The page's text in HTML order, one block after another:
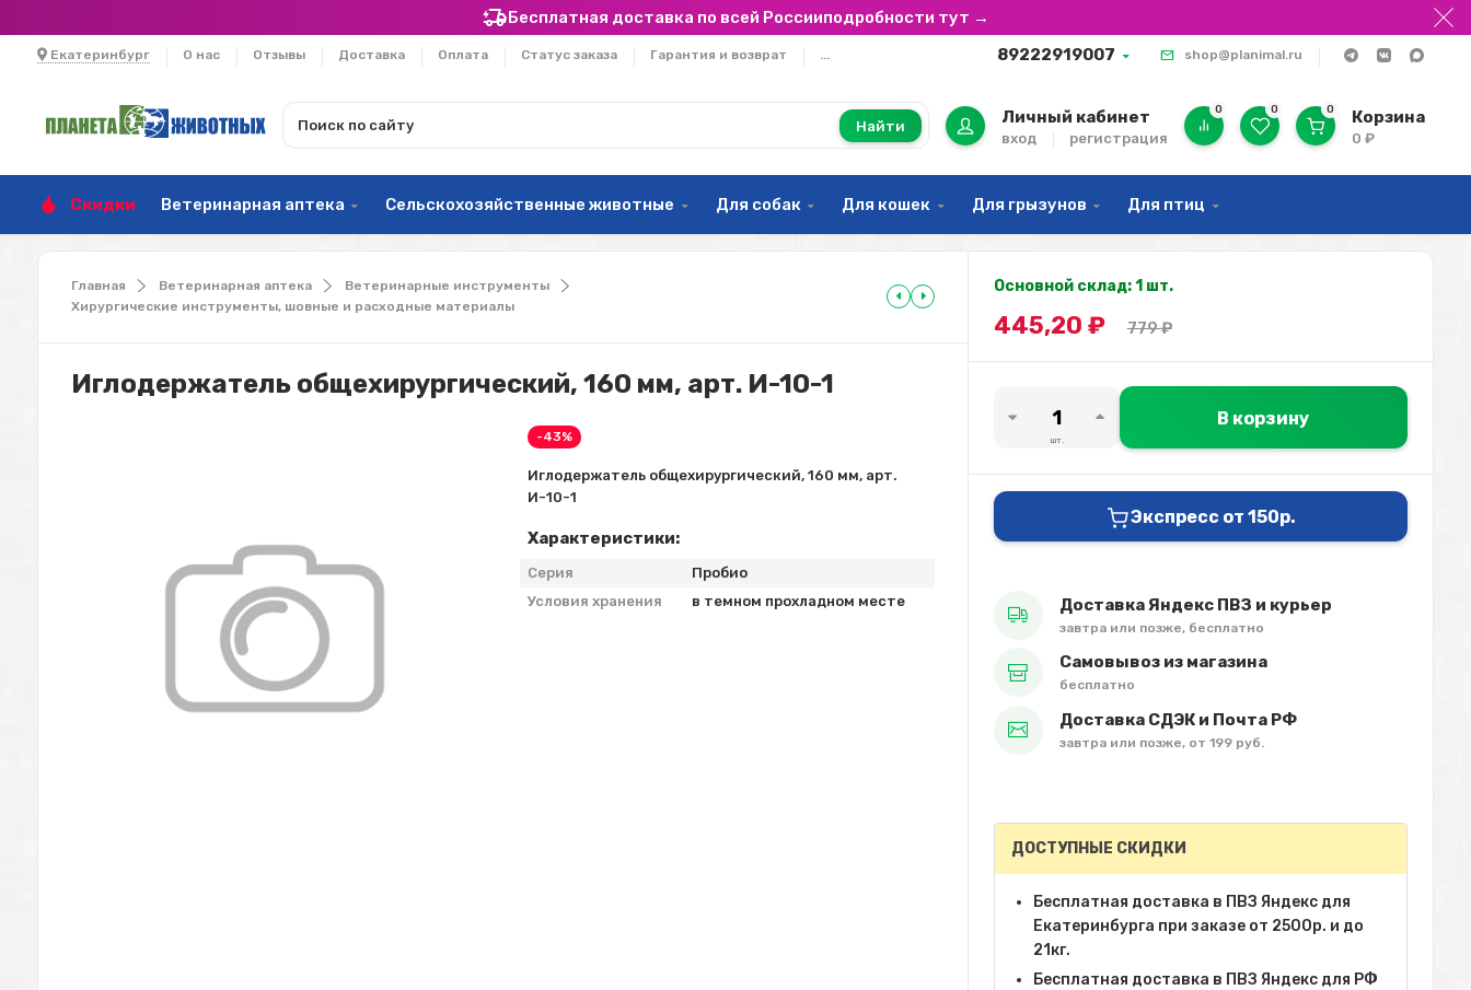
Бесплатная доставка по всей Россииподробности тут →
Екатеринбург О нас Отзывы Доставка Оплата Статус заказа Гарантия и возврат ... 89222919007 shop@planimal.ru
Найти Личный кабинет
вход регистрация
0 0 0 Корзина
0₽
Скидки Ветеринарная аптека Сельскохозяйственные животные Для собак Для кошек Для грызунов Для птиц
Главная Ветеринарная аптека
Ветеринарные инструменты
Хирургические инструменты, шовные и расходные материалы
Иглодержатель общехирургический, 160 мм, арт. И-10-1
-43%
Иглодержатель общехирургический, 160 мм, арт.
И-10-1
Характеристики:
Серия
Пробио
Условия хранения
в темном прохладном месте
Основной склад: 1 шт.
445,20 ₽ 779₽
шт.
В корзину
Экспресс от 150р.
Доставка Яндекс ПВЗ и курьер
завтра или позже, бесплатно
Самовывоз из магазина
бесплатно
Доставка СДЭК и Почта РФ
завтра или позже, от 199 руб.
ДОСТУПНЫЕ СКИДКИ
Бесплатная доставка в ПВЗ Яндекс для
Екатеринбурга при заказе от 2500р. и до
21кг.
Бесплатная доставка в ПВЗ Яндекс для РФ